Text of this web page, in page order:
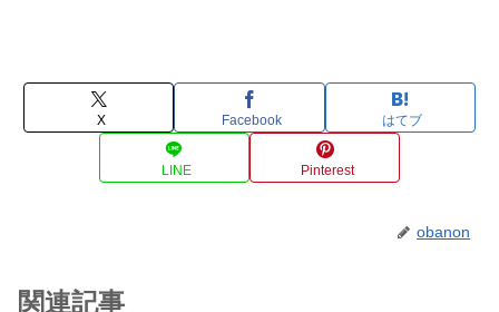
X Facebook はてブ
LINE Pinterest
obanon
関連記事